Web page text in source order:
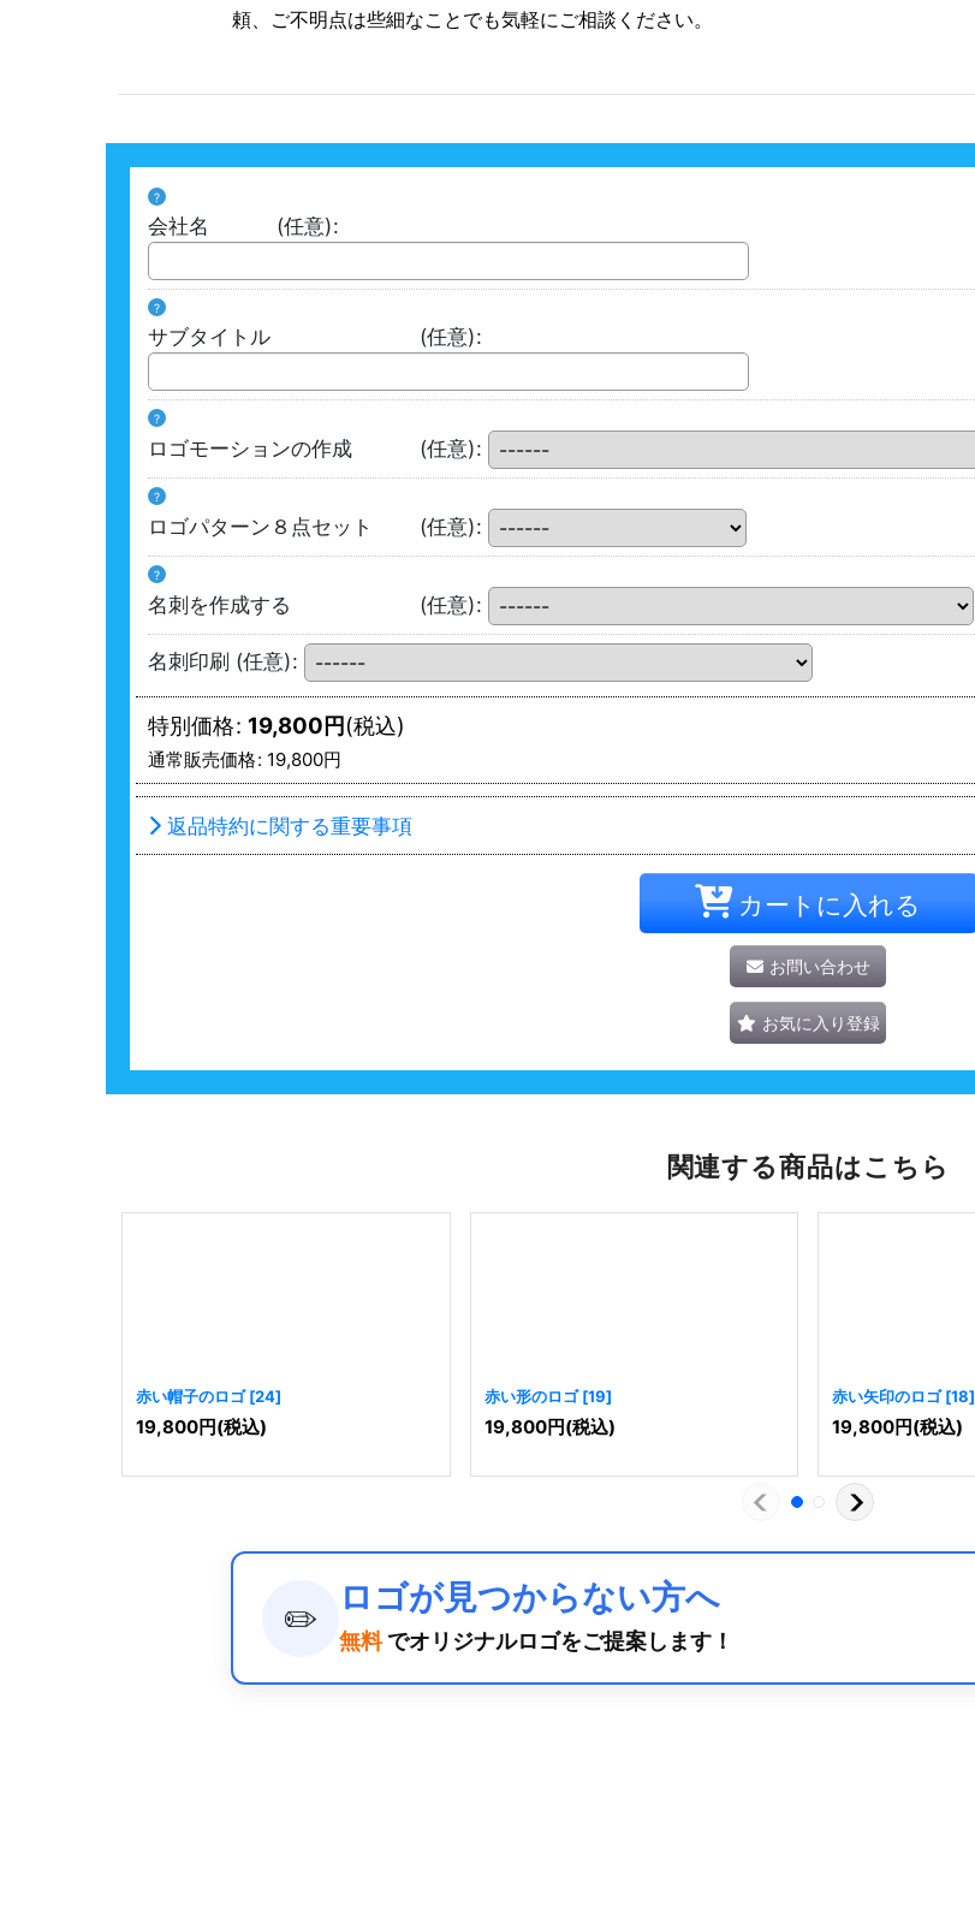
頼、ご不明点は些細なことでも気軽にご相談ください。
?
会社名 (任意):
?
サブタイトル (任意):
?
ロゴモーションの作成 (任意):
?
ロゴパターン８点セット (任意):
?
名刺を作成する (任意):
名刺印刷 (任意):
特別価格: 19,800円(税込)
通常販売価格: 19,800円
返品特約に関する重要事項
カートに入れる
お問い合わせ
お気に入り登録
関連する商品はこちら
赤い帽子のロゴ [24]
19,800円(税込)
赤い形のロゴ [19]
19,800円(税込)
赤い矢印のロゴ [18]
19,800円(税込)
✏️
ロゴが見つからない方へ
無料 でオリジナルロゴをご提案します！